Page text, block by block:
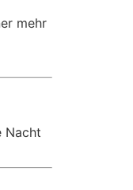
mehr
Nacht